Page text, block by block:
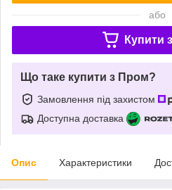
або
Купити з
Що таке купити з Пром?
Замовлення під захистом
Доступна доставка
Опис Характеристики